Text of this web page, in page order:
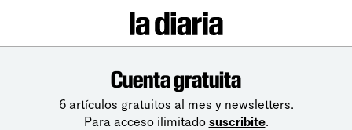
Cuenta gratuita
6 artículos gratuitos al mes y newsletters.
Para acceso ilimitado suscribite.